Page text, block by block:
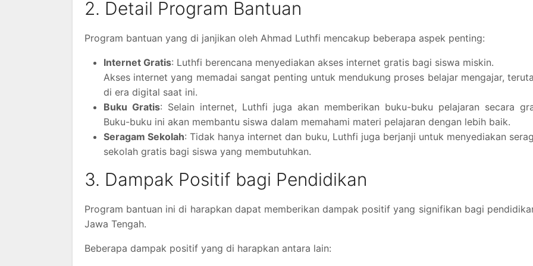
2. Detail Program Bantuan
Program bantuan yang di janjikan oleh Ahmad Luthfi mencakup beberapa aspek penting:
Internet Gratis: Luthfi berencana menyediakan akses internet gratis bagi siswa miskin.
Akses internet yang memadai sangat penting untuk mendukung proses belajar mengajar,
di era digital saat ini.
Buku Gratis: Selain internet, Luthfi juga akan memberikan buku-buku pelajaran secara
Buku-buku ini akan membantu siswa dalam memahami materi pelajaran dengan lebih baik.
Seragam Sekolah: Tidak hanya internet dan buku, Luthfi juga berjanji untuk menyediakan
sekolah gratis bagi siswa yang membutuhkan.
3. Dampak Positif bagi Pendidikan
Program bantuan ini di harapkan dapat memberikan dampak positif yang signifikan bagi
Jawa Tengah.
Beberapa dampak positif yang di harapkan antara lain: